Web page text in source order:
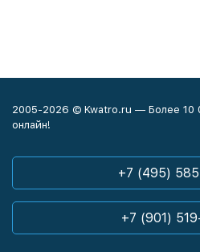
2005-2026 © Kwatro.ru — Более 10
онлайн!
+7 (495)
+7 (901)